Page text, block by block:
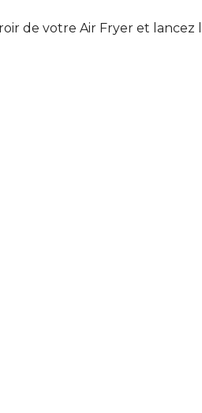
de votre Air Fryer et lancez